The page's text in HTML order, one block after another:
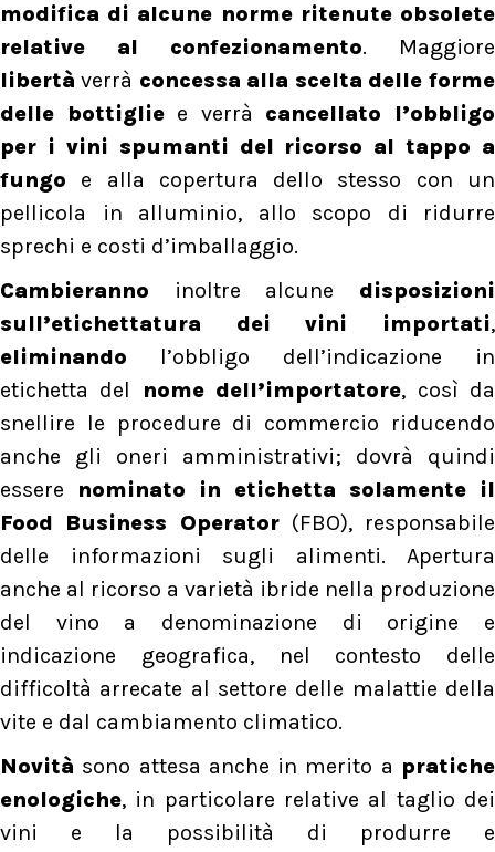
modifica di alcune norme ritenute obsolete
relative al confezionamento. Maggiore
libertà verrà concessa alla scelta delle forme
delle bottigliee verrà cancellato l’obbligo
per i vini spumanti del ricorso al tappo a
fungo e alla copertura dello stesso con un
pellicola in alluminio, allo scopo di ridurre
sprechi e costi d’imballaggio.
Cambieranno inoltre alcune disposizioni
sull’etichettatura dei vini importati,
eliminando l’obbligo dell’indicazione in
etichetta del nome dell’importatore, così da
snellire le procedure di commercio riducendo
anche gli oneri amministrativi; dovrà quindi
essere nominato in etichetta solamente il
Food Business Operator(FBO), responsabile
delle informazioni sugli alimenti. Apertura
anche al ricorso a varietà ibride nella produzione
del vino a denominazione di origine e
indicazione geografica, nel contesto delle
difficoltà arrecate al settore delle malattie della
vite e dal cambiamento climatico.
Novità sono attesa anche in merito a pratiche
enologiche, in particolare relative al taglio dei
vini e la possibilità di produrre e